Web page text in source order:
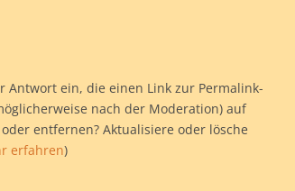
Antwort ein, die einen Link zur Permalink-
nach der Moderation) auf
entfernen? Aktualisiere oder lösche
erfahren)